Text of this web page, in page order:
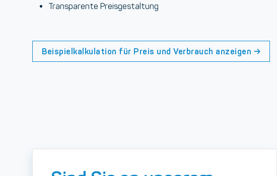
Transparente Preisgestaltung
Beispielkalkulation für Preis und Verbrauch anzeigen